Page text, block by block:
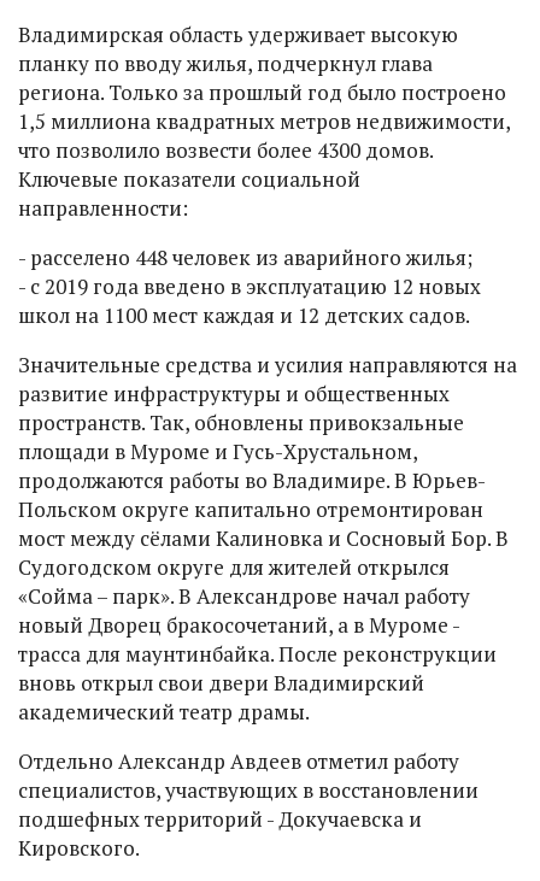
Владимирская область удерживает высокую
планку по вводу жилья, подчеркнул глава
региона. Только за прошлый год было построено
1,5 миллиона квадратных метров недвижимости,
что позволило возвести более 4300 домов.
Ключевые показатели социальной
направленности:
- расселено 448 человек из аварийного жилья;
- с 2019 года введено в эксплуатацию 12 новых
школ на 1100 мест каждая и 12 детских садов.
Значительные средства и усилия направляются на
развитие инфраструктуры и общественных
пространств. Так, обновлены привокзальные
площади в Муроме и Гусь-Хрустальном,
продолжаются работы во Владимире. В Юрьев-
Польском округе капитально отремонтирован
мост между сёлами Калиновка и Сосновый Бор. В
Судогодском округе для жителей открылся
«Сойма – парк». В Александрове начал работу
новый Дворец бракосочетаний, а в Муроме -
трасса для маунтинбайка. После реконструкции
вновь открыл свои двери Владимирский
академический театр драмы.
Отдельно Александр Авдеев отметил работу
специалистов, участвующих в восстановлении
подшефных территорий - Докучаевска и
Кировского.